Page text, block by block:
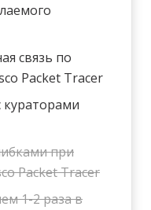
связь по
Packet Tracer
кураторами
при
Packet Tracer
1-2 раза в